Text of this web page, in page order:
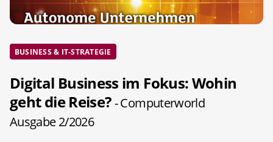
BUSINESS & IT-STRATEGIE
Digital Business im Fokus: Wohin
geht die Reise?- Computerworld
Ausgabe 2/2026